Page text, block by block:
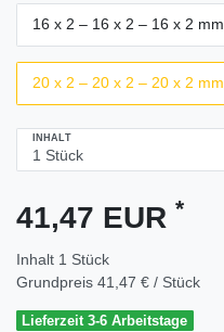
16 x 2 – 16 x 2 – 16 x 2 mm
20 x 2 – 20 x 2 – 20 x 2 mm
INHALT
41,47 EUR *
Inhalt 1 Stück
Grundpreis 41,47 € / Stück
Lieferzeit 3-6 Arbeitstage